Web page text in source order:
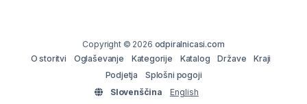
Copyright © 2026 odpiralnicasi.com
O storitvi
Oglaševanje Kategorije Katalog Države
Kraji
Podjetja
Splošni pogoji
Slovenščina
English